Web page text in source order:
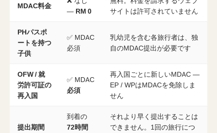
MDAC料金
— RM 0
サイトは許可されていません
PHパスポ
ートを持つ
子供
✅ MDAC
必須
乳幼児を含む各旅行者は、独
自のMDAC提出が必要です
OFW / 就
労許可証の
再入国
✅ MDAC
必須
再入国ごとに新しいMDAC —
EP / WPはMDACを免除しま
せん
提出期間
到着の
72時間
それより早く提出することは
できません。1回の旅行につ